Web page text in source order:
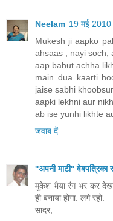
Neelam 19 मई
Mukesh ji aapko
ahsaas , nayi soch,
aap bahut achha
main dua kaarti
jaise sabhi
aapki lekhni aur
ab ise yunhi likhte
जवाब दें
''अपनी माटी'' वेबपत्रिका
मुकेश भैया रंग भर कर देख
ही बनाया होगा. लगे रहो.
सादर,